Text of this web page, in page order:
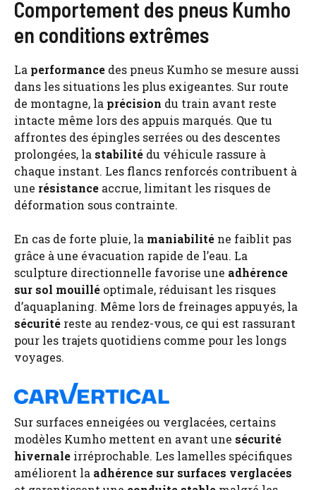
Comportement des pneus Kumho
en conditions extrêmes
La performance des pneus Kumho se mesure aussi
dans les situations les plus exigeantes. Sur route
de montagne, la précision du train avant reste
intacte même lors des appuis marqués. Que tu
affrontes des épingles serrées ou des descentes
prolongées, la stabilité du véhicule rassure à
chaque instant. Les flancs renforcés contribuent à
une résistance accrue, limitant les risques de
déformation sous contrainte.
En cas de forte pluie, la maniabilité ne faiblit pas
grâce à une évacuation rapide de l’eau. La
sculpture directionnelle favorise une adhérence
sur sol mouillé optimale, réduisant les risques
d’aquaplaning. Même lors de freinages appuyés, la
sécurité reste au rendez-vous, ce qui est rassurant
pour les trajets quotidiens comme pour les longs
voyages.
Sur surfaces enneigées ou verglacées, certains
modèles Kumho mettent en avant une sécurité
hivernale irréprochable. Les lamelles spécifiques
améliorent la adhérence sur surfaces verglacées